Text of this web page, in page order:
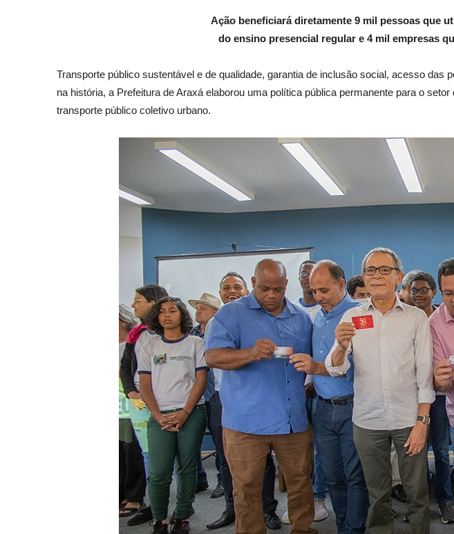
Ação beneficiará diretamente 9 mil pessoas que
do ensino presencial regular e 4 mil empresas
Transporte público sustentável e de qualidade, garantia de inclusão social, acesso
na história, a Prefeitura de Araxá elaborou uma política pública permanente para o
transporte público coletivo urbano.